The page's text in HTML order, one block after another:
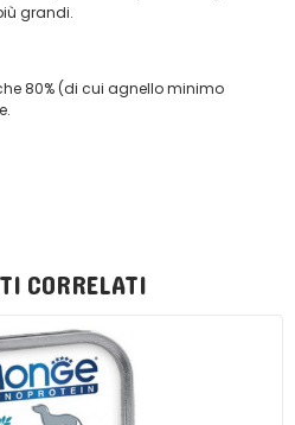
grandi.
80% (di cui agnello minimo
CORRELATI